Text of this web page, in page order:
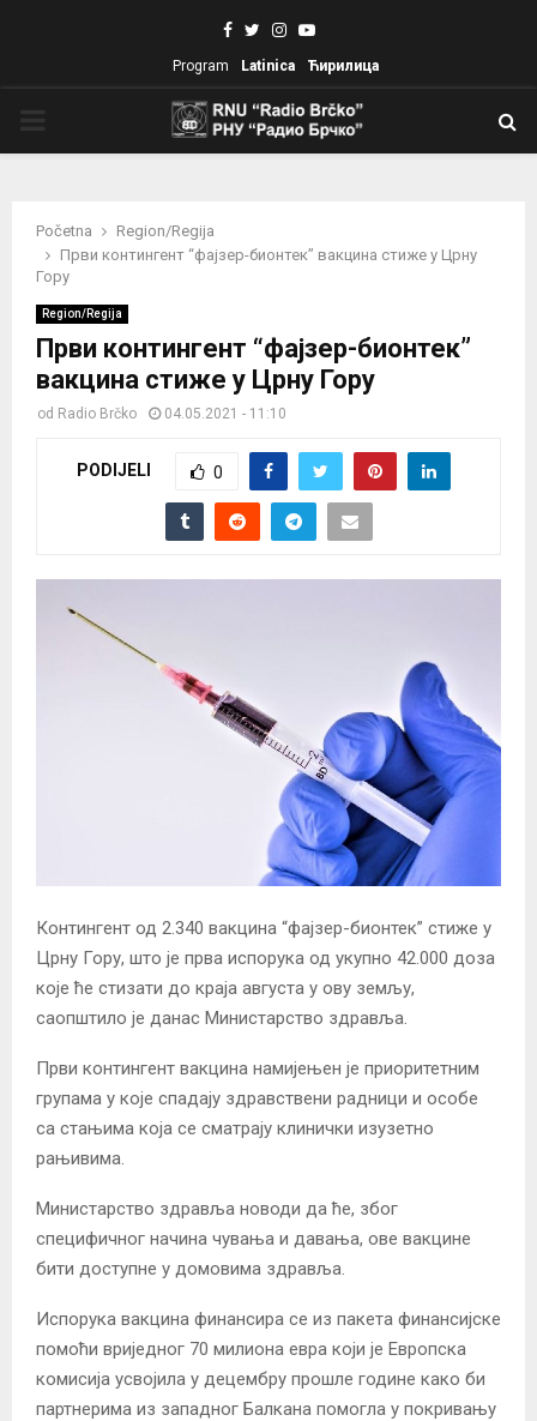
Facebook
TwitterInstagram
Youtube
Program Latinica Ћирилица
Početna
Region/Regija
Први контингент “фајзер-бионтек” вакцина стиже у Црну
Гору
Region/Regija
Први контингент “фајзер-бионтек”
вакцина стиже у Црну Гору
od Radio Brčko 04.05.2021 - 11:10
PODIJELI 0
Контингент од 2.340 вакцина “фајзер-бионтек” стиже у
Црну Гору, што је прва испорука од укупно 42.000 доза
које ће стизати до краја августа у ову земљу,
саопштило је данас Министарство здравља.
Први контингент вакцина намијењен је приоритетним
групама у које спадају здравствени радници и особе
са стањима која се сматрају клинички изузетно
рањивима.
Министарство здравља новоди да ће, због
специфичног начина чувања и давања, ове вакцине
бити доступне у домовима здравља.
Испорука вакцина финансира се из пакета финансијске
помоћи вриједног 70 милиона евра који је Европска
комисија усвојила у децембру прошле године како би
партнерима из западног Балкана помогла у покривању